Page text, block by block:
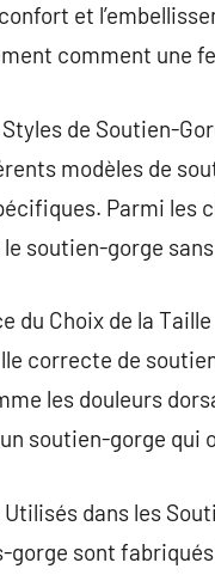
et
comment une
de Soutien-
modèles de
Parmi les
soutien-gorge
du Choix de la Taille
correcte de
les douleurs
soutien-gorge
dans les
gorge sont